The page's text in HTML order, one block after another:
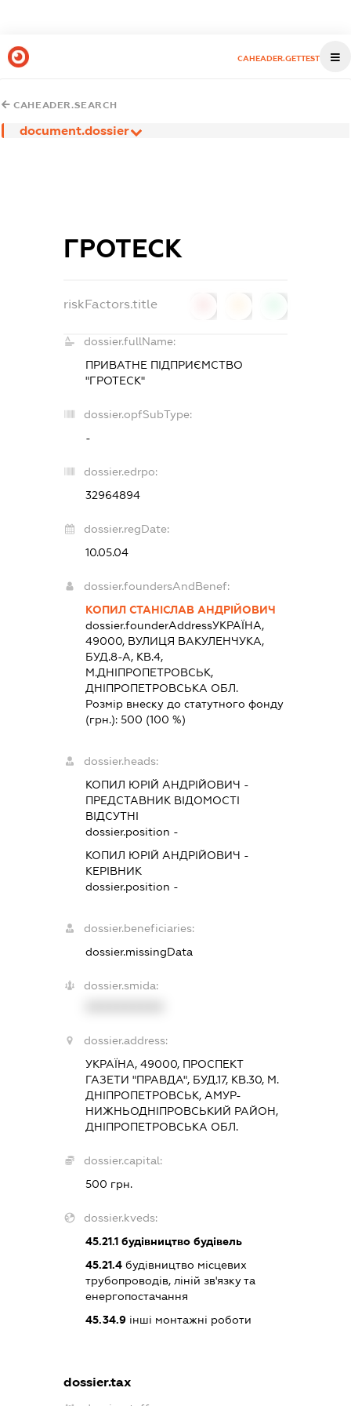
CAHEADER.GETTEST
CAHEADER.SEARCH
document.dossier
ГРОТЕСК
riskFactors.title
dossier.fullName:
ПРИВАТНЕ ПІДПРИЄМСТВО
"ГРОТЕСК"
dossier.opfSubType:
-
dossier.edrpo:
32964894
dossier.regDate:
10.05.04
dossier.foundersAndBenef:
КОПИЛ СТАНІСЛАВ АНДРІЙОВИЧ
dossier.founderAddressУКРАЇНА,
49000, ВУЛИЦЯ ВАКУЛЕНЧУКА,
БУД.8-А, КВ.4,
М.ДНІПРОПЕТРОВСЬК,
ДНІПРОПЕТРОВСЬКА ОБЛ.
Розмір внеску до статутного фонду
(грн.):500 (100 %)
dossier.heads:
КОПИЛ ЮРІЙ АНДРІЙОВИЧ -
ПРЕДСТАВНИК ВІДОМОСТІ
ВІДСУТНІ
dossier.position -
КОПИЛ ЮРІЙ АНДРІЙОВИЧ -
КЕРІВНИК
dossier.position -
dossier.beneficiaries:
dossier.missingData
dossier.smida:
dossier.address:
УКРАЇНА, 49000, ПРОСПЕКТ
ГАЗЕТИ "ПРАВДА", БУД.17, КВ.30, М.
ДНІПРОПЕТРОВСЬК, АМУР-
НИЖНЬОДНІПРОВСЬКИЙ РАЙОН,
ДНІПРОПЕТРОВСЬКА ОБЛ.
dossier.capital:
500 грн.
dossier.kveds:
45.21.1 будівництво будівель
45.21.4 будівництво місцевих
трубопроводів, ліній зв'язку та
енергопостачання
45.34.9 інші монтажні роботи
dossier.tax